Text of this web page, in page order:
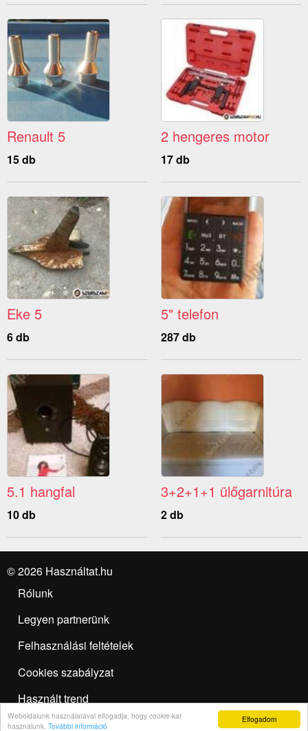
Elfogadom
Weboldalunk használatával elfogadja, hogy cookie-kat
használunk. További információ
Renault 5
15 db
2 hengeres motor
17 db
Eke 5
6 db
5" telefon
287 db
5.1 hangfal
10 db
3+2+1+1 ülőgarnitúra
2 db
© 2026 Használtat.hu
Rólunk
Legyen partnerünk
Felhasználási feltételek
Cookies szabályzat
Használt trend
Hirdetésfeladás